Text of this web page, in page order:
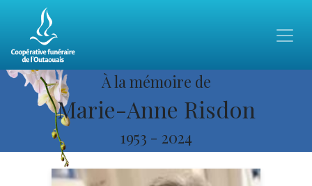
À la mémoire de
Marie-Anne Risdon
1953 - 2024